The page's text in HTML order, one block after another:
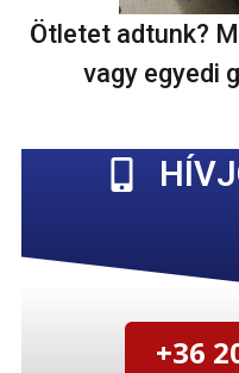
Ötletet adtunk?
vagy egyedi
+36